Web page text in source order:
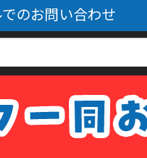
事項をご記入の上、上記本人
ちらよりダウンロード出来ま
合、1回につき書留送料440円
のお問い合わせ